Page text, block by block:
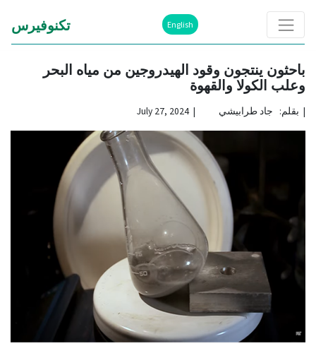
English تكنوفيرس
باحثون ينتجون وقود الهيدروجين من مياه البحر
وعلب الكولا والقهوة
| بقلم: جاد طرابيشي | July 27, 2024